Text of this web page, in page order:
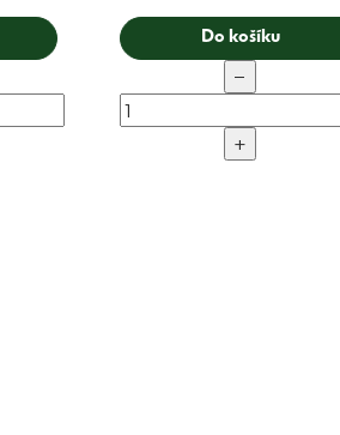
Do košíku
−
+